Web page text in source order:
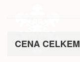
CENA CELKEM